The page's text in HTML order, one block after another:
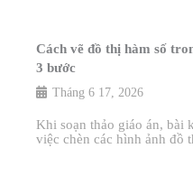
Cách vẽ đồ thị hàm số
3 bước
Tháng 6 17, 2026
Khi soạn thảo giáo án, bài
việc chèn các hình ảnh đồ